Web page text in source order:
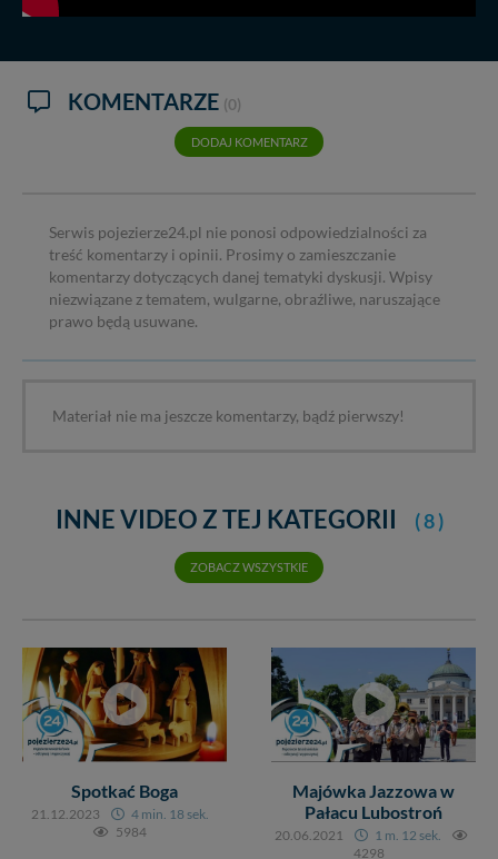
KOMENTARZE (0)
DODAJ KOMENTARZ
Serwis pojezierze24.pl nie ponosi odpowiedzialności za
treść komentarzy i opinii. Prosimy o zamieszczanie
komentarzy dotyczących danej tematyki dyskusji. Wpisy
niezwiązane z tematem, wulgarne, obraźliwe, naruszające
prawo będą usuwane.
Materiał nie ma jeszcze komentarzy, bądź pierwszy!
INNE VIDEO Z TEJ KATEGORII ( 8 )
ZOBACZ WSZYSTKIE
Spotkać Boga
21.12.2023
4 min. 18 sek.
5984
Majówka Jazzowa w
Pałacu Lubostroń
20.06.2021
1 m. 12 sek.
4298